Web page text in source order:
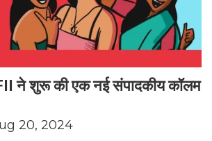
ने शुरू की एक नई संपादकीय कॉलम
20, 2024